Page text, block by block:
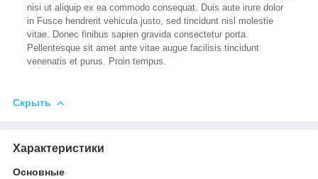
nisi ut aliquip ex ea commodo consequat. Duis aute irure dolor
in Fusce hendrerit vehicula justo, sed tincidunt nisl molestie
vitae. Donec finibus sapien gravida consectetur porta.
Pellentesque sit amet ante vitae augue facilisis tincidunt
venenatis et purus. Proin tempus.
Скрыть
Характеристики
Основные